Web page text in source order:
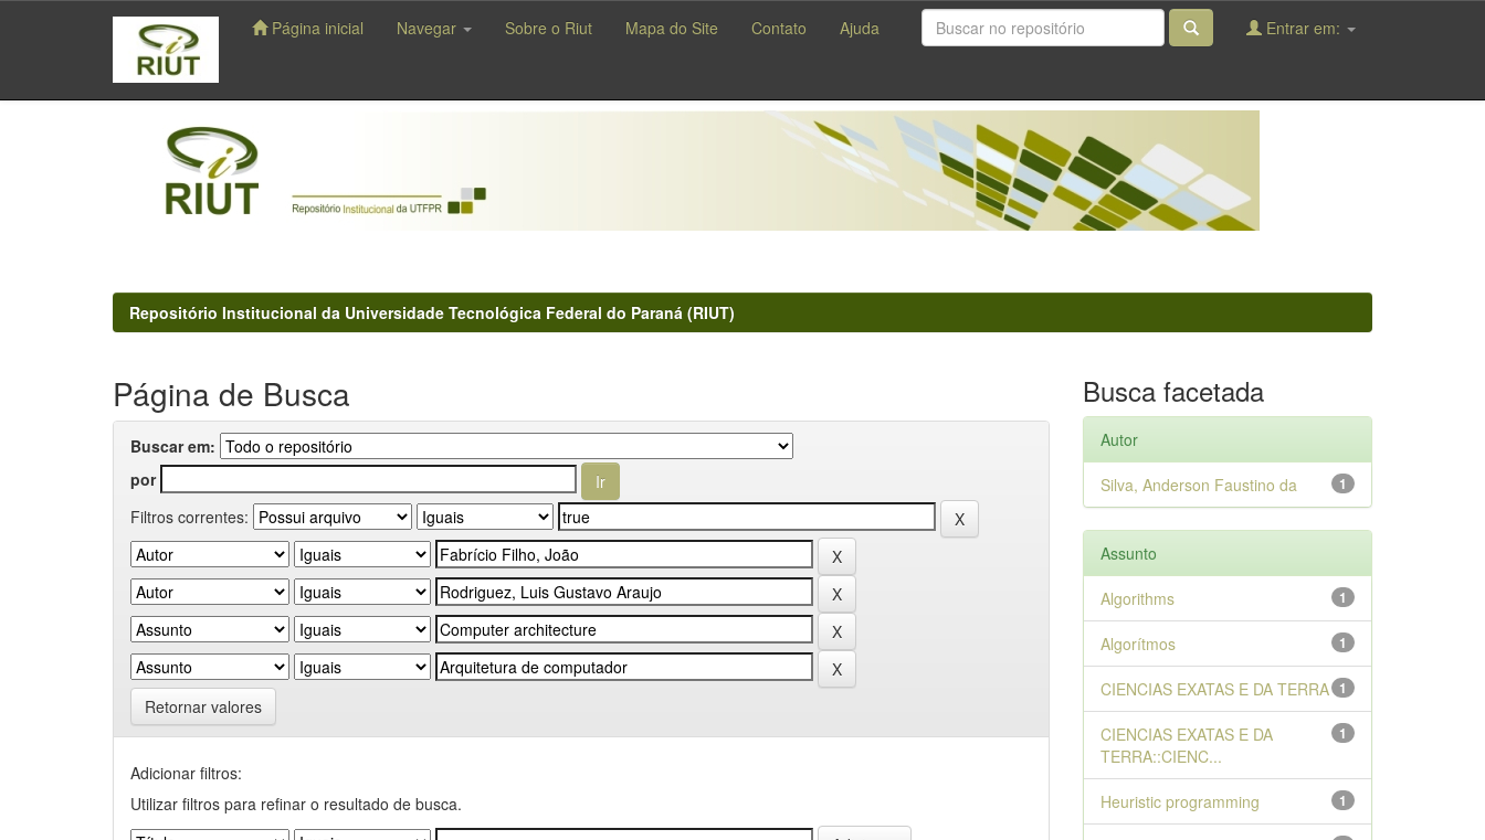
navigation
Página inicial Navegar Sobre o Riut Mapa do Site Contato Ajuda Entrar em:
Repositório Institucional da Universidade Tecnológica Federal do Paraná (RIUT)
Página de Busca
Buscar em:
por
Filtros correntes:
Retornar valores
Adicionar filtros:
Utilizar filtros para refinar o resultado de busca.
Busca facetada
Autor
1
Silva, Anderson Faustino da
Assunto
1
Algorithms
1
Algorítmos
1
CIENCIAS EXATAS E DA TERRA
1
CIENCIAS EXATAS E DA
TERRA::CIENC...
1
Heuristic programming